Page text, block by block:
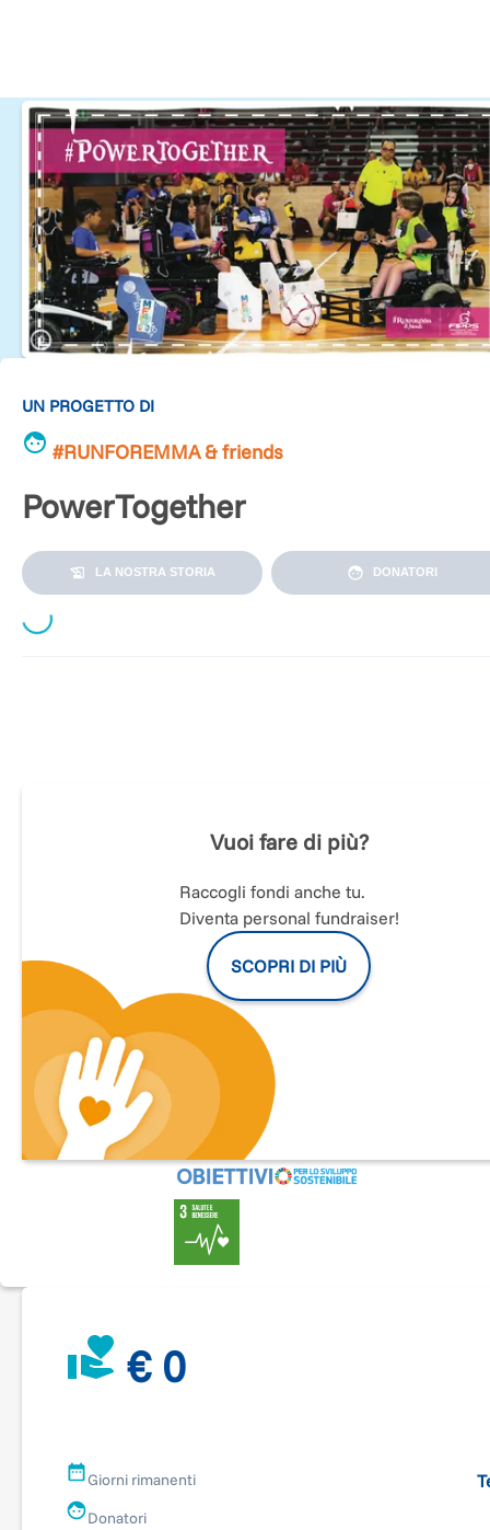
UN PROGETTO DI
#RUNFOREMMA & friends
PowerTogether
LA NOSTRA STORIA DONATORI
Loading...
PowerChair Football e Hockey
L’esperienza è stata talmente bella ed emozionante che non
può essere interrotta.
Lo sport per questi ragazzi è l’occasione per uscire
dall’isolamento post lockdown, per socializzare con altri
coetanei, per coltivare valori come rispetto, solidarietà, per
allenare la forza e la determinazione fondamentali per
affrontare le sfide, sul campo e nella vita.
Insieme agli amici della
FIPPS
abbiamo un sogno e
di avervi al nostro fianco per poterlo realizzare.
ragazzi presenti a “Mio Figlio ha una 4 Ruote” al raduno
Nazionale Italiana Powerchair Football che si terrà sempre a
Lignano Sabbiadoro dal 21 al 23 ottobre.
Sarà per loro un weekend emozionante in cui potranno
incontrare e conoscere gli Azzurri di ritorno dalla EPFA Cup
E al termine del raduno azzurro diventeranno gli
ambasciatori di questo sport nelle loro scuole.
#PowerchairFootball
Vuoi fare di più?
Raccogli fondi anche tu.
Diventa personal fundraiser!
SCOPRI DI PIÙ
€ 0
Giorni rimanenti
Donatori